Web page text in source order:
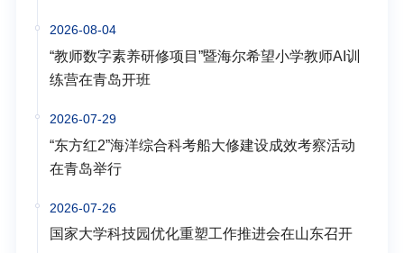
2026-08-04
“教师数字素养研修项目”暨海尔希望小学教师AI训
练营在青岛开班
2026-07-29
“东方红2”海洋综合科考船大修建设成效考察活动
在青岛举行
2026-07-26
国家大学科技园优化重塑工作推进会在山东召开